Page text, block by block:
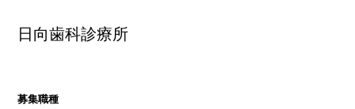
日向歯科診療所
募集職種